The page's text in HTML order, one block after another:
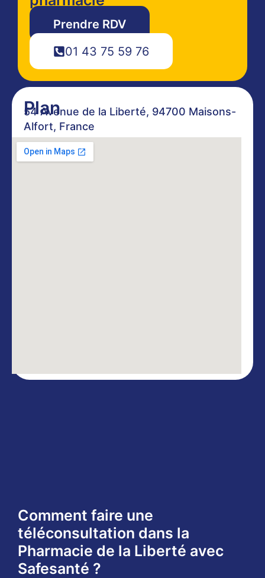
Plan
54 Avenue de la Liberté, 94700 Maisons-
Alfort, France
Prendre RDV
01 43 75 59 76
Comment faire une
téléconsultation dans la
Pharmacie de la Liberté avec
Safesanté ?